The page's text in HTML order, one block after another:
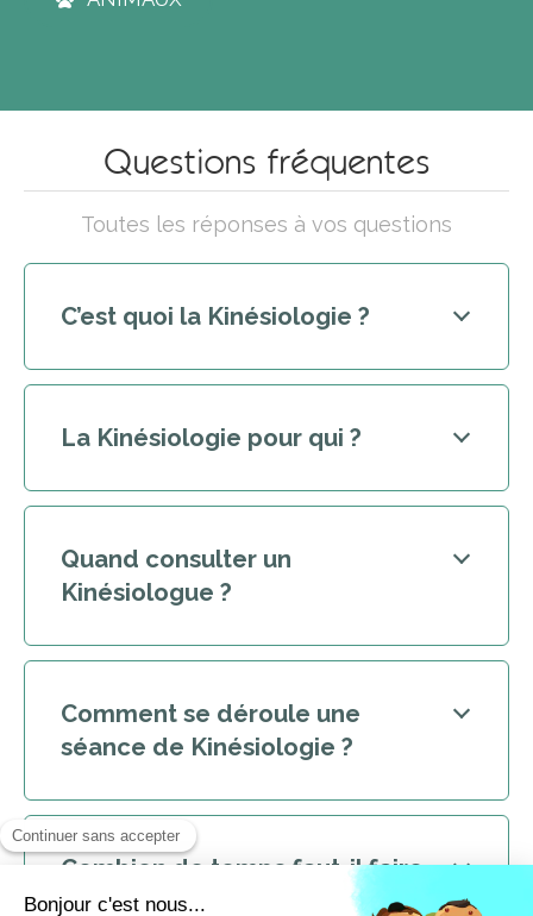
Questions fréquentes
Toutes les réponses à vos questions
C’est quoi la Kinésiologie ?
La Kinésiologie pour qui ?
Quand consulter un
Kinésiologue ?
Comment se déroule une
séance de Kinésiologie ?
Combien de temps faut-il faire
de la Kinésiologie ?